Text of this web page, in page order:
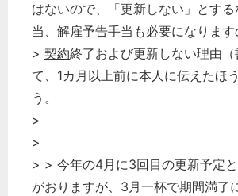
はないので、「更新しない」とする
当、 解雇予告手当も必要になります
> 契約終了および更新しない理由
て、1カ月以上前に本人に伝えたほ
う。
>
>
> > 今年の4月に3回目の更新予定
がおりますが、3月一杯で期間満了